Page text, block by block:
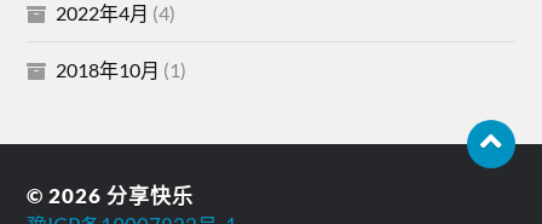
2022年4月 (4)
2018年10月 (1)
© 2026分享快乐